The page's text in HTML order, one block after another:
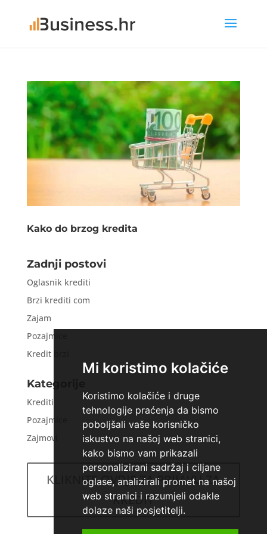
Mi koristimo kolačiće
Koristimo kolačiće i druge
tehnologije praćenja da bismo
poboljšali vaše korisničko
iskustvo na našoj web stranici,
kako bismo vam prikazali
personalizirani sadržaj i ciljane
oglase, analizirali promet na našoj
web stranici i razumjeli odakle
dolaze naši posjetitelji.
Kako do brzog kredita
Zadnji postovi
Oglasnik krediti
Brzi krediti com
Zajam
Pozajmice
Kredit brzi
Kategorije
Krediti
Pozajmice
Zajmovi
KLIKNITE OVDJE ZA PRIJAVU ZA
KREDIT